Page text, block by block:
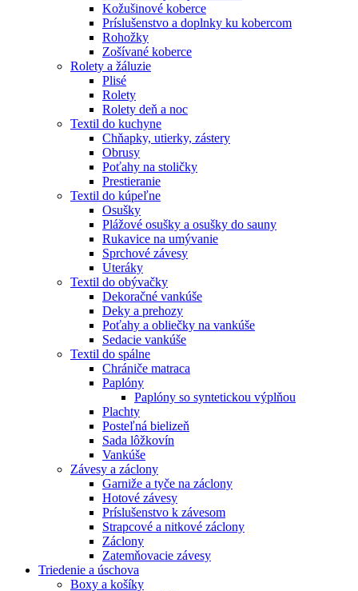
Kožušinové koberce
Príslušenstvo a doplnky ku kobercom
Rohožky
Zošívané koberce
Rolety a žáluzie
Plisé
Rolety
Rolety deň a noc
Textil do kuchyne
Chňapky, utierky, zástery
Obrusy
Poťahy na stoličky
Prestieranie
Textil do kúpeľne
Osušky
Plážové osušky a osušky do sauny
Rukavice na umývanie
Sprchové závesy
Uteráky
Textil do obývačky
Dekoračné vankúše
Deky a prehozy
Poťahy a obliečky na vankúše
Sedacie vankúše
Textil do spálne
Chrániče matraca
Paplóny
Paplóny so syntetickou výplňou
Plachty
Posteľná bielizeň
Sada lôžkovín
Vankúše
Závesy a záclony
Garniže a tyče na záclony
Hotové závesy
Príslušenstvo k závesom
Strapcové a nitkové záclony
Záclony
Zatemňovacie závesy
Triedenie a úschova
Boxy a košíky